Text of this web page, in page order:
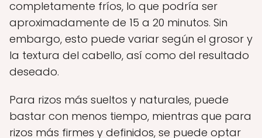
completamente fríos, lo que podría ser
aproximadamente de 15 a 20 minutos. Sin
embargo, esto puede variar según el grosor y
la textura del cabello, así como del resultado
deseado.
Para rizos más sueltos y naturales, puede
bastar con menos tiempo, mientras que para
rizos más firmes y definidos, se puede optar